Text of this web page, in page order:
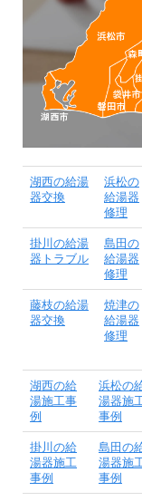
湖西の給湯
器交換
浜松の
給湯器
修理
掛川の給湯
器トラブル
島田の
給湯器
修理
藤枝の給湯
器交換
焼津の
給湯器
修理
湖西の給
湯施工事
例
浜松の
湯器施
事例
掛川の給
湯器施工
事例
島田の
湯器施
事例